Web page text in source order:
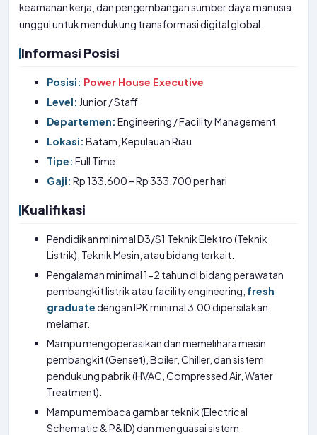
keamanan kerja, dan pengembangan sumber daya manusia
unggul untuk mendukung transformasi digital global.
Informasi Posisi
Posisi: Power House Executive
Level: Junior / Staff
Departemen: Engineering / Facility Management
Lokasi: Batam, Kepulauan Riau
Tipe: Full Time
Gaji: Rp 133.600 – Rp 333.700 per hari
Kualifikasi
Pendidikan minimal D3/S1 Teknik Elektro (Teknik
Listrik), Teknik Mesin, atau bidang terkait.
Pengalaman minimal 1-2 tahun di bidang perawatan
pembangkit listrik atau facility engineering; fresh
graduatedengan IPK minimal 3.00 dipersilakan
melamar.
Mampu mengoperasikan dan memelihara mesin
pembangkit (Genset), Boiler, Chiller, dan sistem
pendukung pabrik (HVAC, Compressed Air, Water
Treatment).
Mampu membaca gambar teknik (Electrical
Schematic & P&ID) dan menguasai sistem